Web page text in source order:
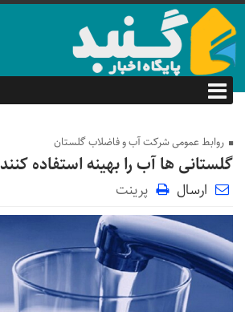
روابط عمومی شرکت آب و فاضلاب گلستان
گلستانی ها آب را بهینه استفاده کنند
ارسال پرینت